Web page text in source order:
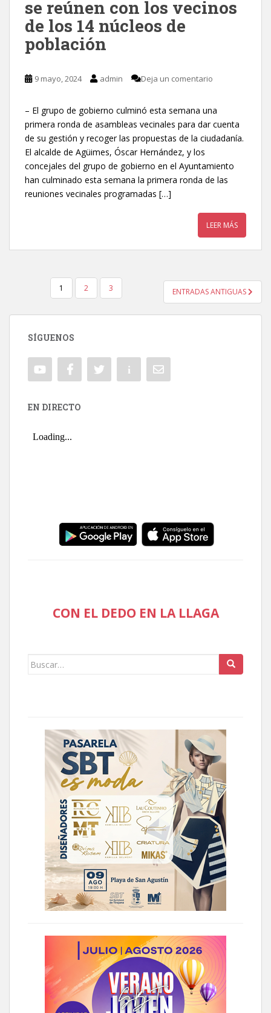
se reúnen con los vecinos
de los 14 núcleos de
población
9 mayo, 2024 admin Deja un comentario
– El grupo de gobierno culminó esta semana una
primera ronda de asambleas vecinales para dar cuenta
de su gestión y recoger las propuestas de la ciudadanía.
El alcalde de Agüimes, Óscar Hernández, y los
concejales del grupo de gobierno en el Ayuntamiento
han culminado esta semana la primera ronda de las
reuniones vecinales programadas […]
LEER MÁS
NAVEGACIÓN DE ENTRADAS
1 2 3 ENTRADAS ANTIGUAS
SÍGUENOS
EN DIRECTO
CON EL DEDO EN LA LLAGA
Buscar: